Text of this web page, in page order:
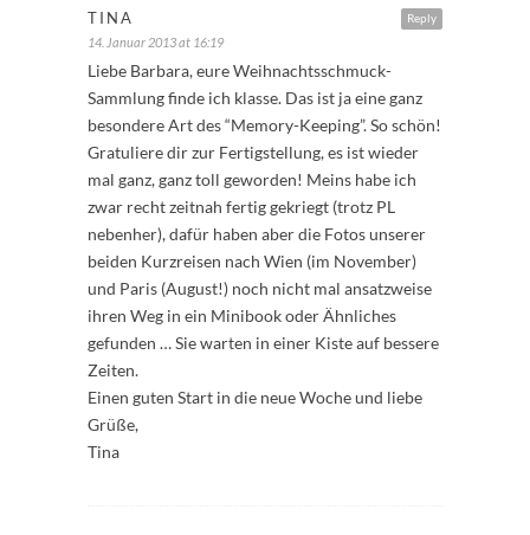
Reply
TINA
14. Januar 2013 at 16:19
Liebe Barbara, eure Weihnachtsschmuck-
Sammlung finde ich klasse. Das ist ja eine ganz
besondere Art des “Memory-Keeping”. So schön!
Gratuliere dir zur Fertigstellung, es ist wieder
mal ganz, ganz toll geworden! Meins habe ich
zwar recht zeitnah fertig gekriegt (trotz PL
nebenher), dafür haben aber die Fotos unserer
beiden Kurzreisen nach Wien (im November)
und Paris (August!) noch nicht mal ansatzweise
ihren Weg in ein Minibook oder Ähnliches
gefunden … Sie warten in einer Kiste auf bessere
Zeiten.
Einen guten Start in die neue Woche und liebe
Grüße,
Tina